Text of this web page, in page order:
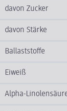
davon Zucker
davon Stärke
Ballaststoffe
Eiweiß
Alpha-